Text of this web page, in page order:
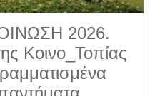
2026.
Κοινο_Τοπίας